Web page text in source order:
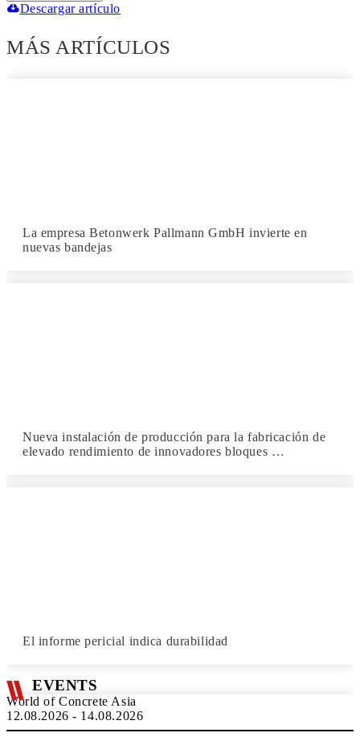
Descargar artículo
MÁS ARTÍCULOS
La empresa Betonwerk Pallmann GmbH invierte en
nuevas bandejas
Nueva instalación de producción para la fabricación de
elevado rendimiento de innovadores bloques …
El informe pericial indica durabilidad
EVENTS
World of Concrete Asia
12.08.2026 - 14.08.2026